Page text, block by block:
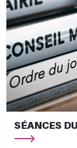
SÉANCES